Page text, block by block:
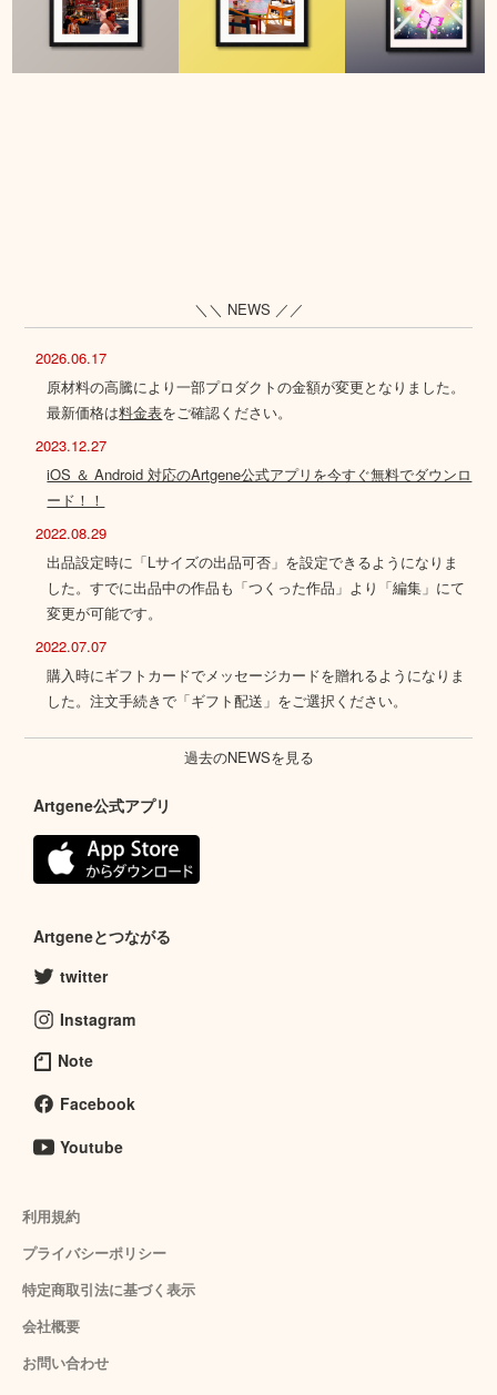
＼＼ NEWS ／／
2026.06.17
原材料の高騰により一部プロダクトの金額が変更となりました。
最新価格は料金表をご確認ください。
2023.12.27
iOS ＆ Android 対応のArtgene公式アプリを今すぐ無料でダウンロ
ード！！
2022.08.29
出品設定時に「Lサイズの出品可否」を設定できるようになりま
した。すでに出品中の作品も「つくった作品」より「編集」にて
変更が可能です。
2022.07.07
購入時にギフトカードでメッセージカードを贈れるようになりま
した。注文手続きで「ギフト配送」をご選択ください。
過去のNEWSを見る
Artgene公式アプリ
Artgeneとつながる
twitter
Instagram
Note
Facebook
Youtube
利用規約
プライバシーポリシー
特定商取引法に基づく表示
会社概要
お問い合わせ